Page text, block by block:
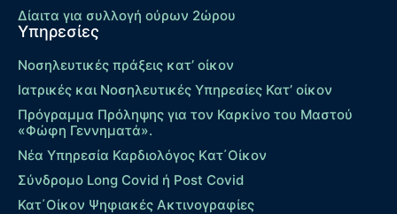
Δίαιτα για συλλογή ούρων 2ώρου
Υπηρεσίες
Νοσηλευτικές πράξεις κατ’ οίκον
Ιατρικές και Νοσηλευτικές Υπηρεσίες Κατ’ οίκον
Πρόγραμμα Πρόληψης για τον Καρκίνο του Μαστού
«Φώφη Γεννηματά».
Νέα Υπηρεσία Καρδιολόγος Kατ΄Οίκον
Σύνδρομο Long Covid ή Post Covid
Κατ΄Οίκον Ψηφιακές Ακτινογραφίες